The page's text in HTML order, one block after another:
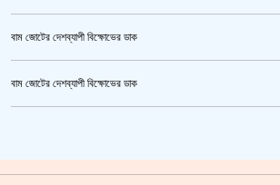
বাম জোটের দেশব্যাপী বিক্ষোভের ডাক
বাম জোটের দেশব্যাপী বিক্ষোভের ডাক
গাজীপুর মহাসড়ক অবরোধ,সিটি করপোরেশনের গাড়ি চাপায় শ্রমিক নিহত